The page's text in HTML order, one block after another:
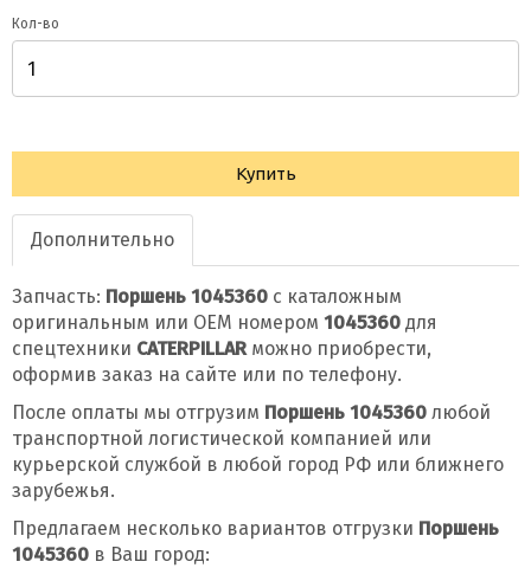
получение новостей
Кол-во
Купить
Дополнительно
Запчасть: Поршень 1045360 с каталожным
оригинальным или OEM номером 1045360 для
спецтехники CATERPILLARможно приобрести,
оформив заказ на сайте или по телефону.
После оплаты мы отгрузим Поршень 1045360 любой
транспортной логистической компанией или
курьерской службой в любой город РФ или ближнего
зарубежья.
Предлагаем несколько вариантов отгрузки Поршень
1045360 в Ваш город: